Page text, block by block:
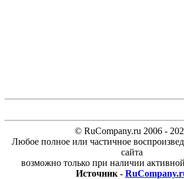
© RuCompany.ru 2006 -
Любое полное или частичное
сайта
возможно только при наличии
Источник -